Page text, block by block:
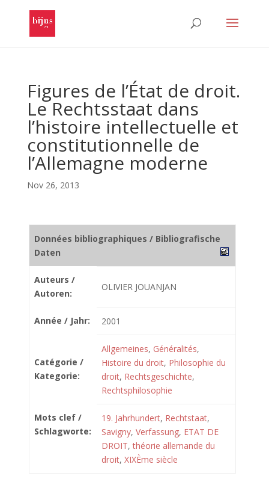
Figures de l’État de droit.
Le Rechtsstaat dans
l’histoire intellectuelle et
constitutionnelle de
l’Allemagne moderne
Nov 26, 2013
Données bibliographiques / Bibliografische
Daten
Auteurs /
Autoren:
OLIVIER JOUANJAN
Année / Jahr: 2001
Catégorie /
Kategorie:
Allgemeines, Généralités,
Histoire du droit, Philosophie du
droit, Rechtsgeschichte,
Rechtsphilosophie
Mots clef /
Schlagworte:
19. Jahrhundert, Rechtstaat,
Savigny, Verfassung, ETAT DE
DROIT,théorie allemande du
droit, XIXÈme siècle